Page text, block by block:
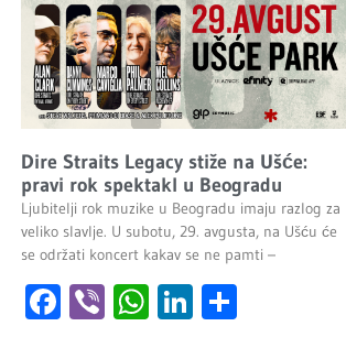
Dire Straits Legacy stiže na Ušće:
pravi rok spektakl u Beogradu
Ljubitelji rok muzike u Beogradu imaju razlog za
veliko slavlje. U subotu, 29. avgusta, na Ušću će
se održati koncert kakav se ne pamti –
Facebook
ViberWhatsApp
LinkedIn